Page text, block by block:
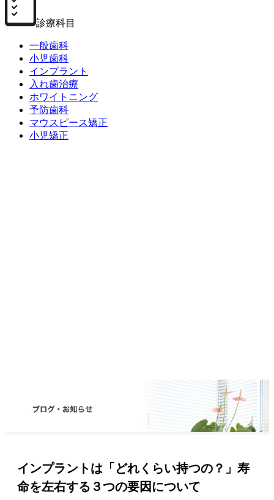
診療科目
一般歯科
小児歯科
インプラント
入れ歯治療
ホワイトニング
予防歯科
マウスピース矯正
小児矯正
インプラントは「どれくらい持つの？」寿
命を左右する３つの要因について